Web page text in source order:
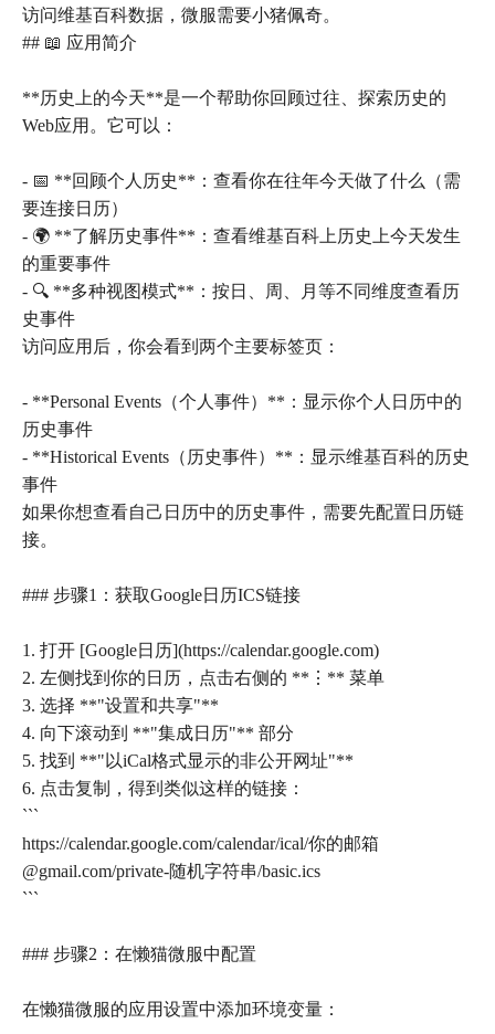
访问维基百科数据，微服需要小猪佩奇。
## 📖 应用简介
**历史上的今天**是一个帮助你回顾过往、探索历史的
Web应用。它可以：
- 📅 **回顾个人历史**：查看你在往年今天做了什么（需
要连接日历）
- 🌍 **了解历史事件**：查看维基百科上历史上今天发生
的重要事件
- 🔍 **多种视图模式**：按日、周、月等不同维度查看历
史事件
访问应用后，你会看到两个主要标签页：
- **Personal Events（个人事件）**：显示你个人日历中的
历史事件
- **Historical Events（历史事件）**：显示维基百科的历史
事件
如果你想查看自己日历中的历史事件，需要先配置日历链
接。
### 步骤1：获取Google日历ICS链接
1. 打开 [Google日历](https://calendar.google.com)
2. 左侧找到你的日历，点击右侧的 **⋮** 菜单
3. 选择 **"设置和共享"**
4. 向下滚动到 **"集成日历"** 部分
5. 找到 **"以iCal格式显示的非公开网址"**
6. 点击复制，得到类似这样的链接：
```
https://calendar.google.com/calendar/ical/你的邮箱
@gmail.com/private-随机字符串/basic.ics
```
### 步骤2：在懒猫微服中配置
在懒猫微服的应用设置中添加环境变量：